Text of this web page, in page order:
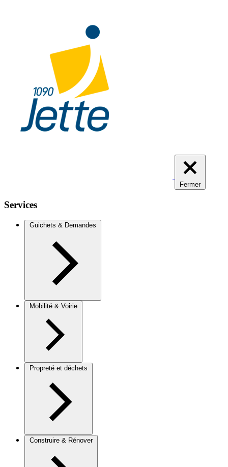
Fermer
Services
Guichets & Demandes
Mobilité & Voirie
Propreté et déchets
Construire & Rénover